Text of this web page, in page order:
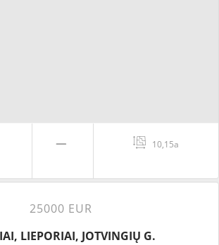
10,15a
25000 EUR
LIEPORIAI, JOTVINGIŲ G.